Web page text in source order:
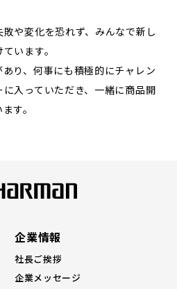
や変化を恐れず、みんなで新し
います。
り、何事にも積極的にチャレン
入っていただき、一緒に商品開
す。
企業情報
社長ご挨拶
企業メッセージ